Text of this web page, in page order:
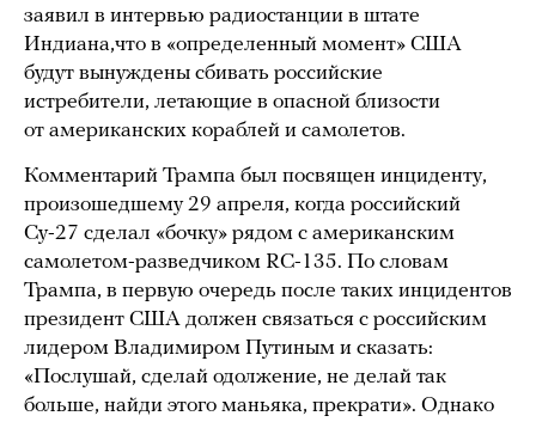
заявил в интервью радиостанции в штате
Индиана,что в «определенный момент» США
будут вынуждены сбивать российские
истребители, летающие в опасной близости
от американских кораблей и самолетов.
Комментарий Трампа был посвящен инциденту,
произошедшему 29 апреля, когда российский
Су-27 сделал «бочку» рядом с американским
самолетом-разведчиком RC-135. По словам
Трампа, в первую очередь после таких инцидентов
президент США должен связаться с российским
лидером Владимиром Путиным и сказать:
«Послушай, сделай одолжение, не делай так
больше, найди этого маньяка, прекрати». Однако